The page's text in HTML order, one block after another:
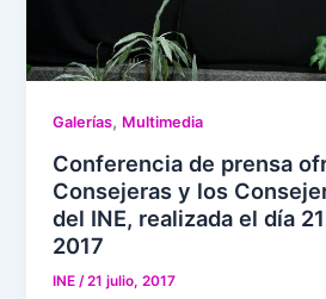
Galerías, Multimedia
Conferencia de prensa
Consejeras y los
del INE, realizada el día
2017
INE/21 julio, 2017